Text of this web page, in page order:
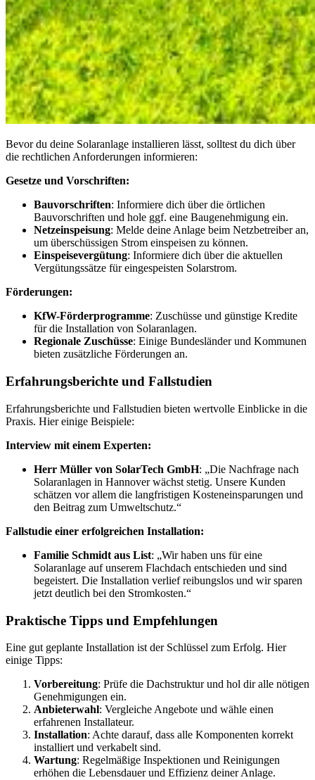
Bevor du deine Solaranlage installieren lässt, solltest du dich über
die rechtlichen Anforderungen informieren:
Gesetze und Vorschriften:
Bauvorschriften: Informiere dich über die örtlichen
Bauvorschriften und hole ggf. eine Baugenehmigung ein.
Netzeinspeisung: Melde deine Anlage beim Netzbetreiber an,
um überschüssigen Strom einspeisen zu können.
Einspeisevergütung: Informiere dich über die aktuellen
Vergütungssätze für eingespeisten Solarstrom.
Förderungen:
KfW-Förderprogramme: Zuschüsse und günstige Kredite
für die Installation von Solaranlagen.
Regionale Zuschüsse: Einige Bundesländer und Kommunen
bieten zusätzliche Förderungen an.
Erfahrungsberichte und Fallstudien
Erfahrungsberichte und Fallstudien bieten wertvolle Einblicke in die
Praxis. Hier einige Beispiele:
Interview mit einem Experten:
Herr Müller von SolarTech GmbH: „Die Nachfrage nach
Solaranlagen in Hannover wächst stetig. Unsere Kunden
schätzen vor allem die langfristigen Kosteneinsparungen und
den Beitrag zum Umweltschutz.“
Fallstudie einer erfolgreichen Installation:
Familie Schmidt aus List: „Wir haben uns für eine
Solaranlage auf unserem Flachdach entschieden und sind
begeistert. Die Installation verlief reibungslos und wir sparen
jetzt deutlich bei den Stromkosten.“
Praktische Tipps und Empfehlungen
Eine gut geplante Installation ist der Schlüssel zum Erfolg. Hier
einige Tipps:
Vorbereitung: Prüfe die Dachstruktur und hol dir alle nötigen
Genehmigungen ein.
Anbieterwahl: Vergleiche Angebote und wähle einen
erfahrenen Installateur.
Installation: Achte darauf, dass alle Komponenten korrekt
installiert und verkabelt sind.
Wartung: Regelmäßige Inspektionen und Reinigungen
erhöhen die Lebensdauer und Effizienz deiner Anlage.